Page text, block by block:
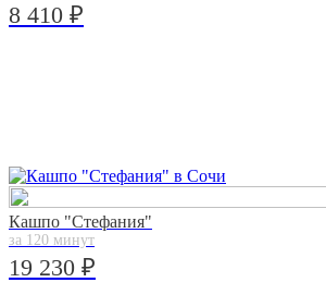
8 410 ₽
Кашпо "Стефания"
за 120 минут
19 230 ₽